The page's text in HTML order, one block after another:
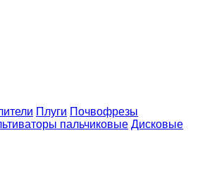
Плуги Почвофрезы
пальчиковые Дисковые